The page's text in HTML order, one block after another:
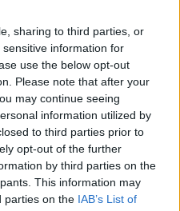
sharing to third parties, or
information for
use the below opt-out
Please note that after your
may continue seeing
information utilized by
to third parties prior to
opt-out of the further
by third parties on the
This information may
parties on the IAB’s List of